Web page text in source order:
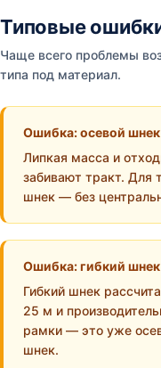
Типовые
Чаще всего проблемы
типа под материал.
Ошибка: осевой
Липкая масса и
забивают тракт. Для
шнек — без
Ошибка: гибкий
Гибкий шнек
25 м и
рамки — это уже
шнек.